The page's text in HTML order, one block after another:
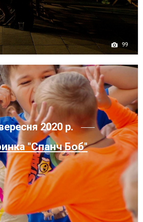
99
2020 р.
"Спанч Боб"